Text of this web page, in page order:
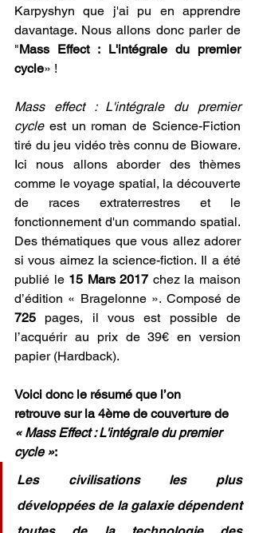
Karpyshyn que j'ai pu en apprendre
davantage. Nous allons donc parler de
"Mass Effect : L'intégrale du premier
cycle» !
Mass effect : L'intégrale du premier
cycle est un roman de Science-Fiction
tiré du jeu vidéo très connu de Bioware.
Ici nous allons aborder des thèmes
comme le voyage spatial, la découverte
de races extraterrestres et le
fonctionnement d'un commando spatial.
Des thématiques que vous allez adorer
si vous aimez la science-fiction. Il a été
publié le 15 Mars 2017 chez la maison
725 pages, il vous est possible de
l’acquérir au prix de 39€ en version
papier (Hardback).
Voici donc le résumé que l’on
retrouve sur la 4ème de couverture de
« Mass Effect : L'intégrale du premier
cycle »:
Les civilisations les plus
développées de la galaxie dépendent